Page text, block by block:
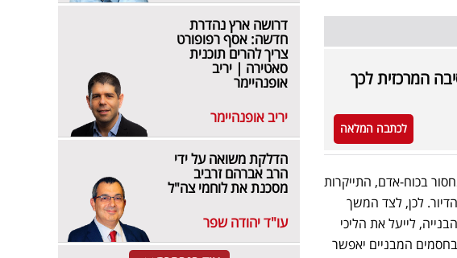
המרכזית לכך
לכתבה המלאה
בכוח-אדם, התייקרות
לכן, לצד המשך
לייעל את הליכי
בחסמים המבניים יאפשר
דרושה ארץ נהדרת
חדשה: אסף רפופורט
צריך להרים תוכנית
סאטירה | יריב
אופנהיימר
יריב אופנהיימר
הדלקת משואה על ידי
הרב אברהם זרביב
מסכנת את לוחמי צה"ל
עו"ד יהודה שפר